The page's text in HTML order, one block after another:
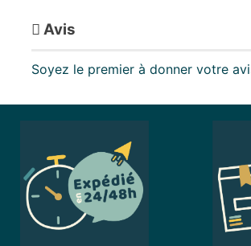
Avis
Soyez le premier à donner votre